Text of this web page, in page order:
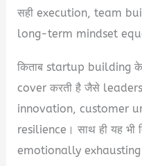
सही execution, team
long-term mindset
किताब startup building
cover करती है जैसे
innovation, customer
resilience। साथ ही यह भी
emotionally exhausting